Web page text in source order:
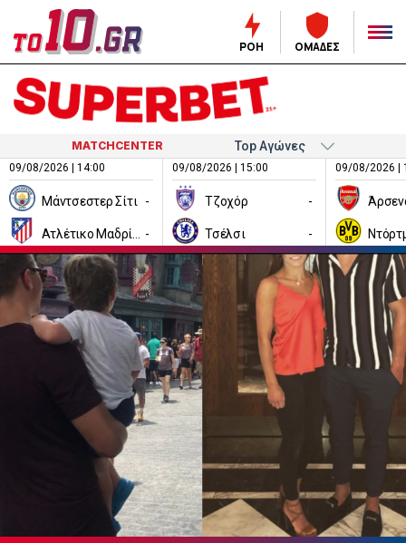
ΡΟΗ ΟΜΑΔΕΣ
MATCHCENTER
09/08/2026 | 14:00
Μάντσεστερ Σίτι -
-
09/08/2026 | 15:00
Τζοχόρ -
Τσέλσι -
09/08/2026 |